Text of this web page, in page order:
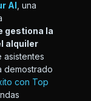
AI , una
gestiona la
alquiler
asistentes
demostrado
con Top